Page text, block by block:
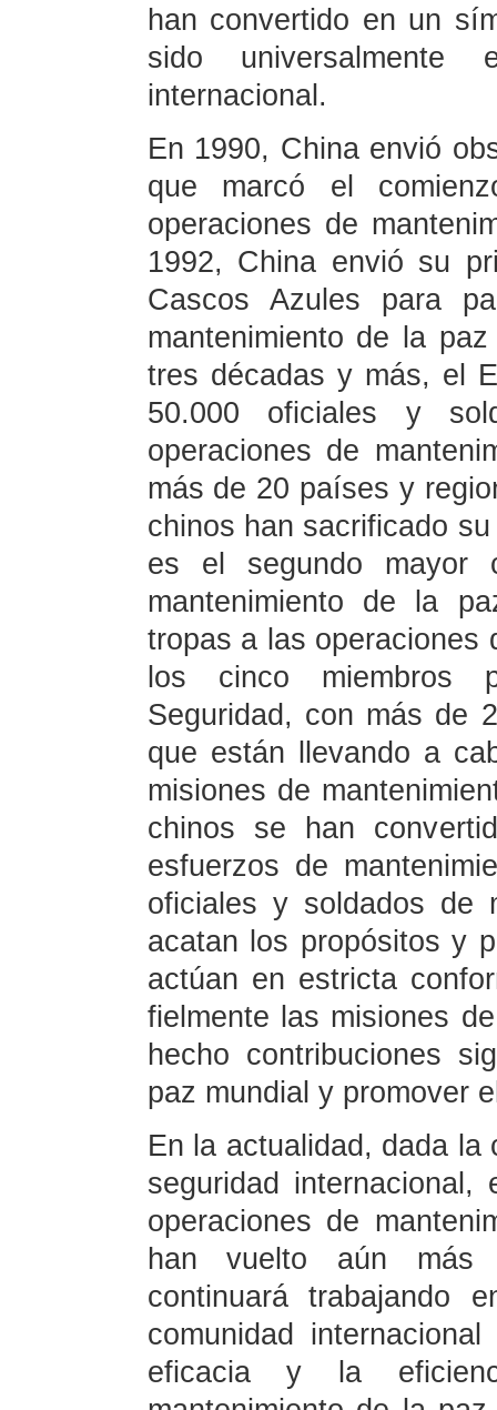
han convertido en un
sido universalmente
internacional.
En 1990, China envió
que marcó el
operaciones de
1992, China envió su
Cascos Azules para
mantenimiento de la
tres décadas y más, el
50.000 oficiales y
operaciones de
más de 20 países y
chinos han sacrificado
es el segundo mayor
mantenimiento de la
tropas a las operaciones
los cinco miembros
Seguridad, con más de
que están llevando a
misiones de
chinos se han
esfuerzos de
oficiales y soldados de
acatan los propósitos y
actúan en estricta
fielmente las misiones
hecho contribuciones
paz mundial y promover
En la actualidad, dada
seguridad
operaciones de
han vuelto aún más
continuará trabajando
comunidad
eficacia y la